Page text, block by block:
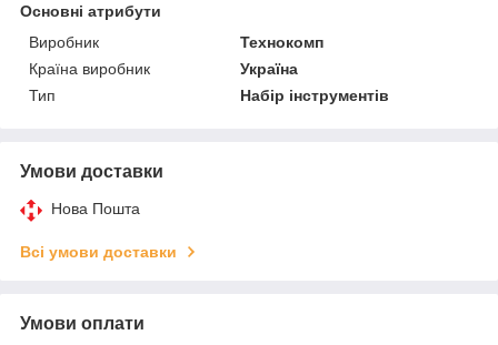
Основні атрибути
Виробник
Технокомп
Країна виробник
Україна
Тип
Набір інструментів
Умови доставки
Нова Пошта
Всі умови доставки
Умови оплати